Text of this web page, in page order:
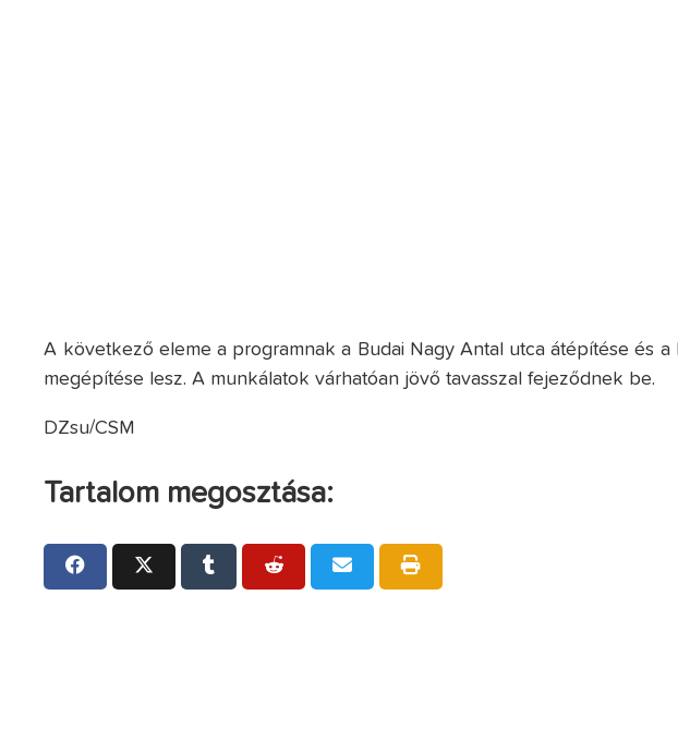
A következő eleme a programnak a Budai Nagy Antal utca átépítése és
megépítése lesz. A munkálatok várhatóan jövő tavasszal fejeződnek be.
DZsu/CSM
Tartalom megosztása: